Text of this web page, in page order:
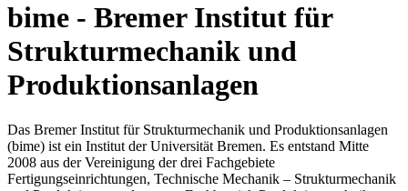
bime - Bremer Institut für
Strukturmechanik und
Produktionsanlagen
Das Bremer Institut für Strukturmechanik und Produktionsanlagen
(bime) ist ein Institut der Universität Bremen. Es entstand Mitte
2008 aus der Vereinigung der drei Fachgebiete
Fertigungseinrichtungen, Technische Mechanik – Strukturmechanik